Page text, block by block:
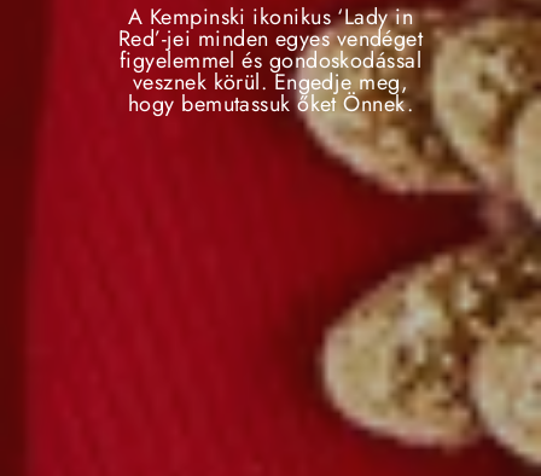
A Kempinski ikonikus ‘Lady in
Red’-jei minden egyes vendéget
figyelemmel és gondoskodással
vesznek körül. Engedje meg,
hogy bemutassuk őket Önnek.